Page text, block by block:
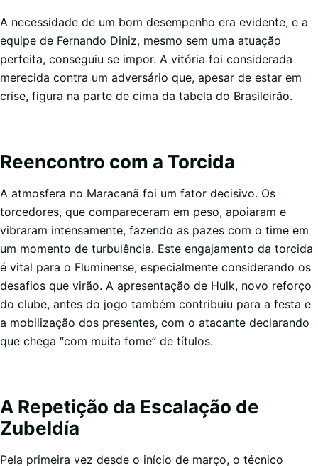
A necessidade de um bom desempenho era evidente, e a
equipe de Fernando Diniz, mesmo sem uma atuação
perfeita, conseguiu se impor. A vitória foi considerada
merecida contra um adversário que, apesar de estar em
crise, figura na parte de cima da tabela do Brasileirão.
Reencontro com a Torcida
A atmosfera no Maracanã foi um fator decisivo. Os
torcedores, que compareceram em peso, apoiaram e
vibraram intensamente, fazendo as pazes com o time em
um momento de turbulência. Este engajamento da torcida
é vital para o Fluminense, especialmente considerando os
desafios que virão. A apresentação de Hulk, novo reforço
do clube, antes do jogo também contribuiu para a festa e
a mobilização dos presentes, com o atacante declarando
que chega “com muita fome” de títulos.
A Repetição da Escalação de
Zubeldía
Pela primeira vez desde o início de março, o técnico